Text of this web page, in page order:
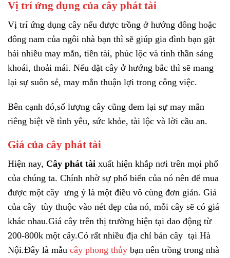
Vị trí ứng dụng của cây phát tài
Vị trí ứng dụng cây nếu được trồng ở hướng đông hoặc
đông nam của ngôi nhà bạn thì sẽ giúp gia đình bạn gặt
hái nhiều may mắn, tiền tài, phúc lộc và tinh thần sảng
khoái, thoải mái. Nếu đặt cây ở hướng bắc thì sẽ mang
lại sự suôn sẻ, may mắn thuận lợi trong công việc.
Bên cạnh đó,số lượng cây cũng đem lại sự may mắn
riêng biệt về tình yêu, sức khỏe, tài lộc và lời cầu an.
Giá của cây phát tài
Hiện nay, Cây phát tài xuất hiện khắp nơi trên mọi phố
của chúng ta. Chính nhờ sự phổ biến của nó nên để mua
được một cây ưng ý là một điều vô cùng đơn giản. Giá
của cây tùy thuộc vào nét đẹp của nó, mỗi cây sẽ có giá
khác nhau.Giá cây trên thị trường hiện tại dao động từ
200-800k một cây.Có rất nhiều địa chỉ bán cây tại Hà
Nội.Đây là mẫu cây phong thủy bạn nên trồng trong nhà